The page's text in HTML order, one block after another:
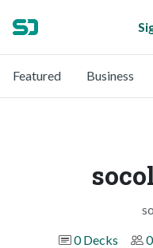
Featured Business
0 Decks